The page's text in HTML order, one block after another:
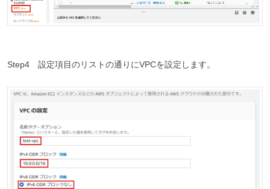
Step4 設定項目のリストの通りにVPCを設定します。